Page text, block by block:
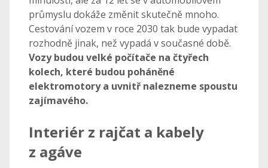
průmyslu dokáže změnit skutečně mnoho.
Cestování vozem v roce 2030 tak bude vypadat
rozhodně jinak, než vypadá v současné době.
Vozy budou velké počítače na čtyřech
kolech, které budou poháněné
elektromotory a uvnitř nalezneme spoustu
zajímavého.
Interiér z rajčat a kabely
z agáve